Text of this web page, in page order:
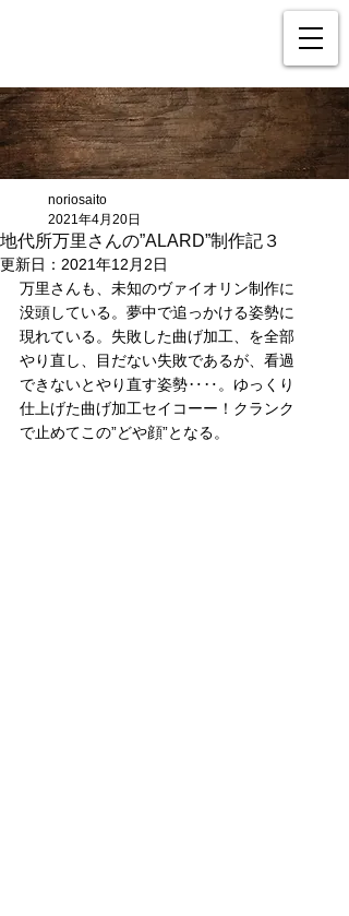
地代所万里さんの”ALARD”制作記３
noriosaito
2021年4月20日
更新日： 2021年12月2日
万里さんも、未知のヴァイオリン制作に
没頭している。夢中で追っかける姿勢に
現れている。失敗した曲げ加工、を全部
やり直し、目だない失敗であるが、看過
できないとやり直す姿勢‥‥。ゆっくり
仕上げた曲げ加工セイコーー！クランク
で止めてこの”どや顔”となる。